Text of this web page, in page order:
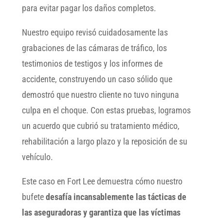
para evitar pagar los daños completos.
Nuestro equipo revisó cuidadosamente las
grabaciones de las cámaras de tráfico, los
testimonios de testigos y los informes de
accidente, construyendo un caso sólido que
demostró que nuestro cliente no tuvo ninguna
culpa en el choque. Con estas pruebas, logramos
un acuerdo que cubrió su tratamiento médico,
rehabilitación a largo plazo y la reposición de su
vehículo.
Este caso en Fort Lee demuestra cómo nuestro
bufetedesafía incansablemente las tácticas de
las aseguradoras y garantiza que las víctimas